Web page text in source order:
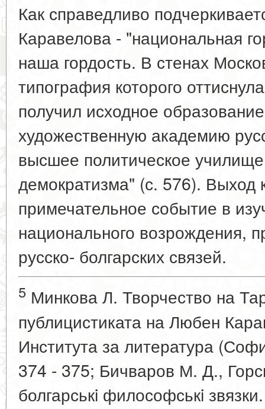
Как справедливо
Каравелова - "национальная
наша гордость. В стенах
типография которого
получил исходное
художественную академию
высшее политическое
демократизма" (с. 576). Выход
примечательное событие в
национального возрождения,
русско- болгарских связей.
5 Минкова Л. Творчество на
публицистиката на Любен
Института за литература
374 - 375; Бичваров М. Д.,
болгарськi философськi